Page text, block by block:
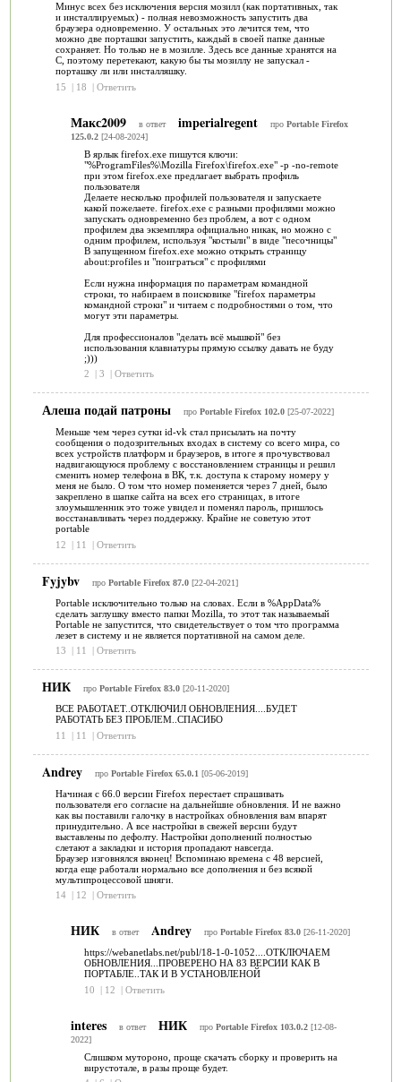
Минус всех без исключения версия мозилл (как портативных, так
и инсталлируемых) - полная невозможность запустить два
браузера одновременно. У остальных это лечится тем, что
можно две порташки запустить, каждый в своей папке данные
сохраняет. Но только не в мозилле. Здесь все данные хранятся на
С, поэтому перетекают, какую бы ты мозиллу не запускал -
порташку ли или инсталляшку.
15
| 18 | Ответить
Макс2009 в ответ imperialregent про Portable Firefox
125.0.2[24-08-2024]
В ярлык firefox.exe пишутся ключи:
"%ProgramFiles%\Mozilla Firefox\firefox.exe" -p -no-remote
при этом firefox.exe предлагает выбрать профиль
пользователя
Делаете несколько профилей пользователя и запускаете
какой пожелаете. firefox.exe с разными профилями можно
запускать одновременно без проблем, а вот с одном
профилем два экземпляра официально никак, но можно с
одним профилем, используя "костыли" в виде "песочницы"
В запущенном firefox.exe можно открыть страницу
about:profiles и "поиграться" с профилями
Если нужна информация по параметрам командной
строки, то набираем в поисковике "firefox параметры
командной строки" и читаем с подробностями о том, что
могут эти параметры.
Для профессионалов "делать всё мышкой" без
использования клавиатуры прямую ссылку давать не буду
;)))
2
| 3 | Ответить
Алеша подай патроны про Portable Firefox 102.0[25-07-2022]
Меньше чем через сутки id-vk стал присылать на почту
сообщения о подозрительных входах в систему со всего мира, со
всех устройств платформ и браузеров, в итоге я прочувствовал
надвигающуюся проблему с восстановлением страницы и решил
сменить номер телефона в ВК, т.к. доступа к старому номеру у
меня не было. О том что номер поменяется через 7 дней, было
закреплено в шапке сайта на всех его страницах, в итоге
злоумышленник это тоже увидел и поменял пароль, пришлось
восстанавливать через поддержку. Крайне не советую этот
portable
12
| 11 | Ответить
Fyjybv про Portable Firefox 87.0[22-04-2021]
Portable исключительно только на словах. Если в %AppData%
сделать заглушку вместо папки Mozilla, то этот так называемый
Portable не запустится, что свидетельствует о том что программа
лезет в систему и не является портативной на самом деле.
13
| 11 | Ответить
НИК про Portable Firefox 83.0[20-11-2020]
ВСЕ РАБОТАЕТ..ОТКЛЮЧИЛ ОБНОВЛЕНИЯ....БУДЕТ
РАБОТАТЬ БЕЗ ПРОБЛЕМ..СПАСИБО
11
| 11 | Ответить
Andrey про Portable Firefox 65.0.1 [05-06-2019]
Начиная с 66.0 версии Firefox перестает спрашивать
пользователя его согласие на дальнейшие обновления. И не важно
как вы поставили галочку в настройках обновления вам впарят
принудительно. А все настройки в свежей версии будут
выставлены по дефолту. Настройки дополнений полностью
слетают а закладки и история пропадают навсегда.
Браузер изговнялся вконец! Вспоминаю времена с 48 версией,
когда еще работали нормально все дополнения и без всякой
мультипроцессовой шняги.
14 | 12 | Ответить
НИК в ответ Andrey про Portable Firefox 83.0[26-11-2020]
https://webanetlabs.net/publ/18-1-0-1052....ОТКЛЮЧАЕМ
ОБНОВЛЕНИЯ...ПРОВЕРЕНО НА 83 ВЕРСИИ КАК В
ПОРТАБЛЕ..ТАК И В УСТАНОВЛЕНОЙ
10
| 12 | Ответить
interes в ответ НИК про Portable Firefox 103.0.2[12-08-
2022]
Слишком мутороно, проще скачать сборку и проверить на
вирустотале, в разы проще будет.